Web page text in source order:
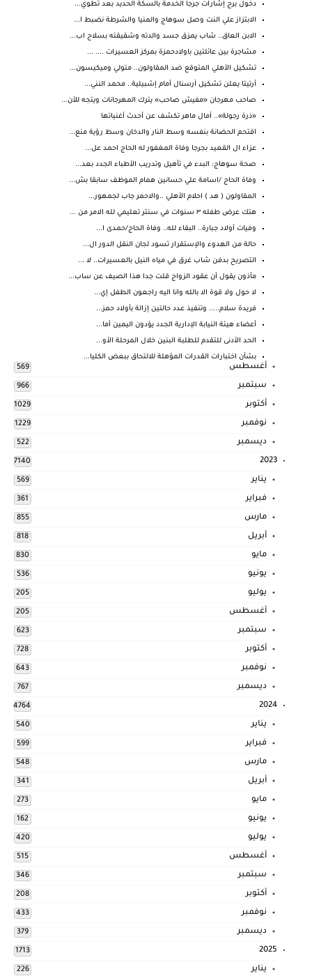
دخول برج إشارات جرجا الخدمة بالسكة الحديد بعد تطوي...
الابتزاز علي النت وصل سوهاج والمنيا والشرطة نضبط ا...
الابن العاق.. شاب يمزق جسد والدته وشقيقته بسلاح اب...
مشاجرة بين عائلتين باولادحمزة بمركز العسيرات .... ...
تشكيل الأهلي المتوقع ضد المقاولون.. متولي وميكيسون...
أرتيتا يعلن تشكيل آرسنال أمام إشبيلية.. محمد النني...
صاحب مهرجان «مفيش صاحب» يترك المهرجانات ويتجه للأن...
«ذرة رجولة».. آمال ماهر تكشف عن أحدث أغنياتها
اقتحم الحضانة بنفسه وسط النار والدخان وسط رؤية منع...
عزاء ال القعيد بجرجا وفاة المغفور له الحاج احمد عل...
صحة سوهاج: البدء في تأهيل وتدريب الأطباء الجدد بعد...
وفاة الحاج /اسامة علي حسانين همام الموظف سابقا بش...
المقاولون ( هد ) احلام الأهلي ..والاحمر جاب لجمهور...
هتك عرض طفله ٣ سنوات في سنتر تعليمي لله الامر من ...
وفيات أولاد جبارة.. البقاء لله.. وفاة الحاج/حمدى ا...
حالة من الهدوء والإستقرار تسود لجان النقل الدور ال...
التصريح بدفن شاب غرق في مياه النيل بالعسيرات.. لا ...
مأذون يقول أن عقود الزواج قلت جدا هذا الصيف عن ساب...
لا حول ولا قوة الا بالله وانا اليه راجعون الطفل إي...
فريدة سلام..... وتنفيذ عدد حالتين إزالة بأولاد حمز...
أعضاء هيئة النيابة الإدارية الجدد يؤدون اليمين أما...
الحد الأدنى للتقدم للطلبة البنين خلال المرحلة الأو...
بشأن اختبارات القدرات المؤهلة للالتحاق ببعض الكليا...
أغسطس 569
سبتمبر 966
أكتوبر 1029
نوفمبر 1229
ديسمبر 522
2023
7140
يناير 569
فبراير 361
مارس 855
أبريل 818
مايو 830
يونيو 536
يوليو 205
أغسطس 205
سبتمبر 623
أكتوبر 728
نوفمبر 643
ديسمبر 767
2024
4764
يناير 540
فبراير 599
مارس 548
أبريل 341
مايو 273
يونيو 162
يوليو 420
أغسطس 515
سبتمبر 346
أكتوبر 208
نوفمبر 433
ديسمبر 379
2025
1713
يناير 226